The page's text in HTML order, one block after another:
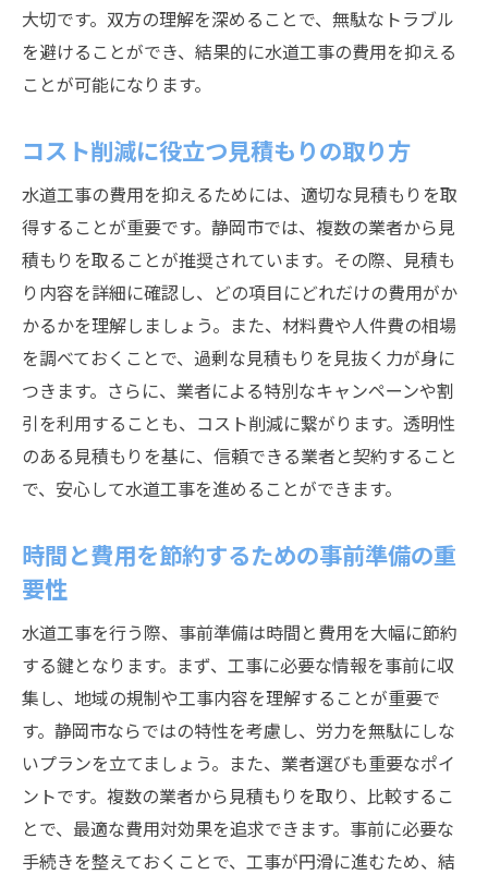
効率的な施工スケジュールの組み方
技術革新を活用したコストダウンの事例
専門家のアドバイスを活用した費用対効果
成功事例から学ぶ静岡市の水道工事の賢い選択
効果的な事例から見るコスト削減の成功ポ
イント
地域住民の声を反映した工事プロジェクト
持続可能な水道インフラの実現事例
他地域の成功例を静岡市で活かす方法
工事後の満足度が高い事例に学ぶ秘訣
事例から得る教訓と次なるステップ
静岡市での給水工事における最新技術の活用法
スマート技術を用いた施工の革新
環境に優しい技術を用いた施工事例
先進技術を取り入れたコスト削減の方法
テクノロジーで実現する高品質な水供給
静岡市の住民が求める安全で清潔な水の提供方
法
健康を守るための水質管理の重要性
住民参加型の水質向上プロジェクト
地域に根ざした安全な水供給システム
大切です。双方の理解を深めることで、無駄なトラブル
を避けることができ、結果的に水道工事の費用を抑える
ことが可能になります。
コスト削減に役立つ見積もりの取り方
水道工事の費用を抑えるためには、適切な見積もりを取
得することが重要です。静岡市では、複数の業者から見
積もりを取ることが推奨されています。その際、見積も
り内容を詳細に確認し、どの項目にどれだけの費用がか
かるかを理解しましょう。また、材料費や人件費の相場
を調べておくことで、過剰な見積もりを見抜く力が身に
つきます。さらに、業者による特別なキャンペーンや割
引を利用することも、コスト削減に繋がります。透明性
のある見積もりを基に、信頼できる業者と契約すること
で、安心して水道工事を進めることができます。
時間と費用を節約するための事前準備の重
要性
水道工事を行う際、事前準備は時間と費用を大幅に節約
する鍵となります。まず、工事に必要な情報を事前に収
集し、地域の規制や工事内容を理解することが重要で
す。静岡市ならではの特性を考慮し、労力を無駄にしな
いプランを立てましょう。また、業者選びも重要なポイ
ントです。複数の業者から見積もりを取り、比較するこ
とで、最適な費用対効果を追求できます。事前に必要な
手続きを整えておくことで、工事が円滑に進むため、結